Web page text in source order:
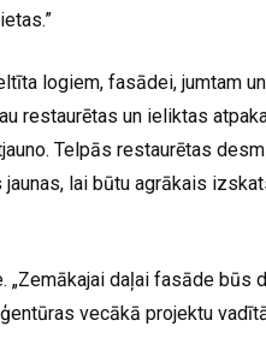
logiem, fasādei, jumtam
restaurētas un ieliktas
Telpās restaurētas
lai būtu agrākais
daļai fasāde būs
vecākā projektu